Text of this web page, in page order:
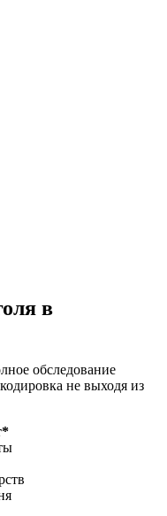
в
обследование
не выходя из